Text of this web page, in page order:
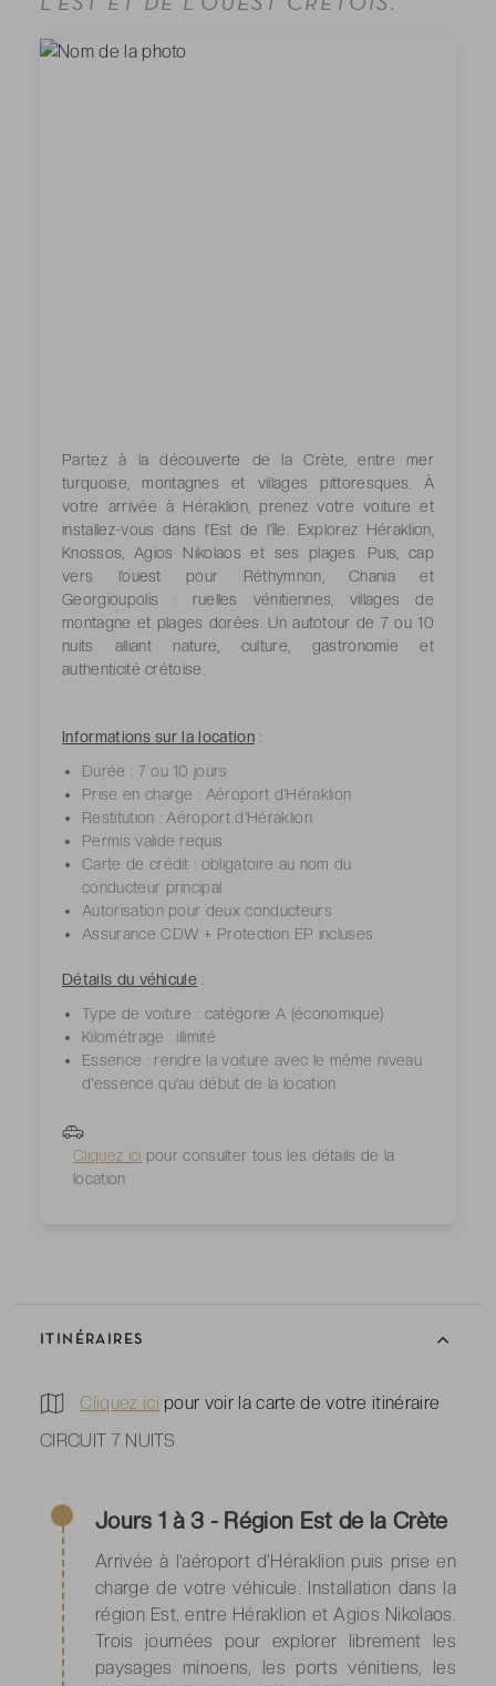
L’EST ET DE L’OUEST CRÉTOIS.
Partez à la découverte de la Crète, entre mer
turquoise, montagnes et villages pittoresques. À
votre arrivée à Héraklion, prenez votre voiture et
installez-vous dans l’Est de l’île. Explorez Héraklion,
Knossos, Agios Nikolaos et ses plages. Puis, cap
vers l’ouest pour Réthymnon, Chania et
Georgioupolis : ruelles vénitiennes, villages de
montagne et plages dorées. Un autotour de 7 ou 10
nuits alliant nature, culture, gastronomie et
authenticité crétoise.
Informations sur la location:
Durée : 7 ou 10 jours
Prise en charge : Aéroport d'Héraklion
Restitution : Aéroport d'Héraklion
Permis valide requis
Carte de crédit : obligatoire au nom du
conducteur principal
Autorisation pour deux conducteurs
Assurance CDW + Protection EP incluses
Détails du véhicule :
Type de voiture : catégorie A (économique)
Kilométrage : illimité
Essence : rendre la voiture avec le même niveau
d'essence qu'au début de la location
Cliquez ici pour consulter tous les détails de la
location
ITINÉRAIRES
Cliquez ici pour voir la carte de votre itinéraire
CIRCUIT 7 NUITS
Jours 1 à 3 - Région Est de la Crète
Arrivée à l’aéroport d’Héraklion puis prise en
charge de votre véhicule. Installation dans la
région Est, entre Héraklion et Agios Nikolaos.
Trois journées pour explorer librement les
paysages minoens, les ports vénitiens, les